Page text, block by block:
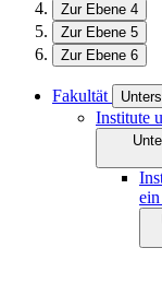
Zur Ebene 4
Zur Ebene 5
Zur Ebene 6
Fakultät
Institute